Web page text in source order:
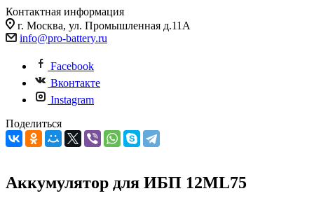
Контактная информация
г. Москва, ул. Промышленная д.11А
info@pro-battery.ru
Facebook
Вконтакте
Instagram
Поделиться
Аккумулятор для ИБП 12ML75